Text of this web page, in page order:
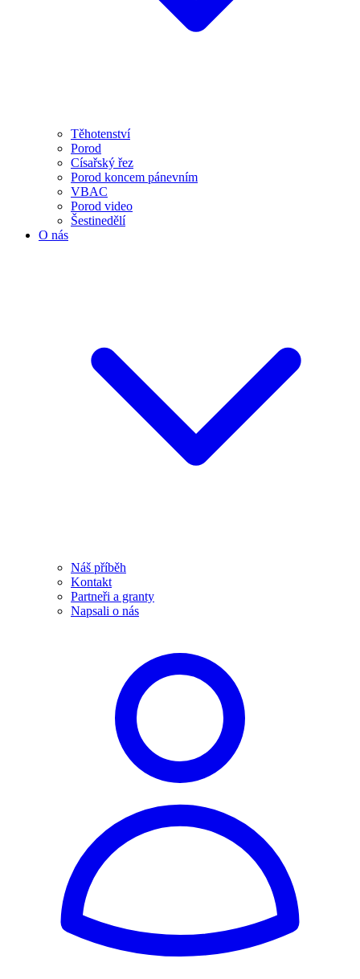
Těhotenství
Porod
Císařský řez
Porod koncem pánevním
VBAC
Porod video
Šestinedělí
O nás
Náš příběh
Kontakt
Partneři a granty
Napsali o nás